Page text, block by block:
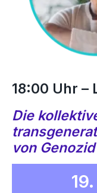
18:00 Uhr –
Die
von